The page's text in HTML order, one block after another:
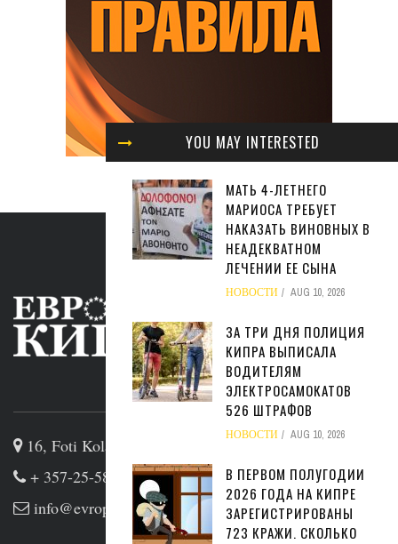
YOU MAY INTERESTED
МАТЬ 4-ЛЕТНЕГО
МАРИОСА ТРЕБУЕТ
НАКАЗАТЬ ВИНОВНЫХ В
НЕАДЕКВАТНОМ
ЛЕЧЕНИИ ЕЕ СЫНА
НОВОСТИ AUG 10, 2026
ЗА ТРИ ДНЯ ПОЛИЦИЯ
КИПРА ВЫПИСАЛА
ВОДИТЕЛЯМ
ЭЛЕКТРОСАМОКАТОВ
526 ШТРАФОВ
НОВОСТИ AUG 10, 2026
В ПЕРВОМ ПОЛУГОДИИ
2026 ГОДА НА КИПРЕ
ЗАРЕГИСТРИРОВАНЫ
723 КРАЖИ. СКОЛЬКО
ABOUT US
16, Foti Kolakidi str, 3031, Limassol, Cyprus
+ 357-25-581133
info@evropakipr.com